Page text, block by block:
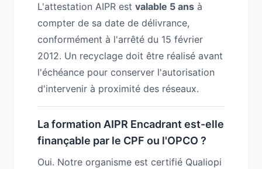
L'attestation AIPR est valable 5 ans à
compter de sa date de délivrance,
conformément à l'arrêté du 15 février
2012. Un recyclage doit être réalisé avant
l'échéance pour conserver l'autorisation
d'intervenir à proximité des réseaux.
La formation AIPR Encadrant est-elle
finançable par le CPF ou l'OPCO ?
Oui. Notre organisme est certifié Qualiopi